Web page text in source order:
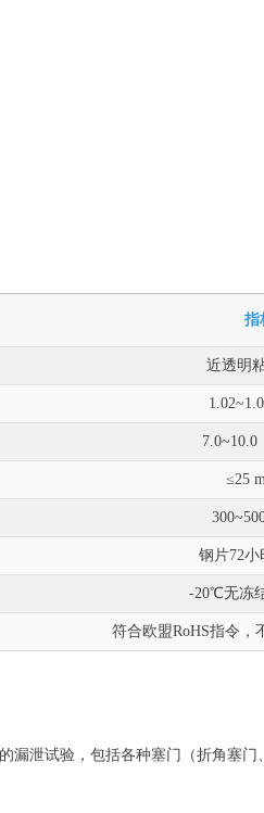
指
近透明
7.0~10.0
≤25
钢片72小
-20℃无冻
符合欧盟RoHS指令，
泄试验，包括各种塞门（折角塞门